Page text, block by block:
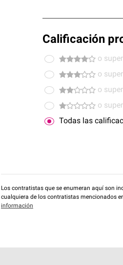
Calificación
o
o
o
o
Todas las
Los contratistas que se enumeran aquí son
cualquiera de los contratistas mencionados
información